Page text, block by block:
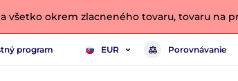
všetko okrem zlacneného tovaru, tovaru na
program EUR Porovnávanie